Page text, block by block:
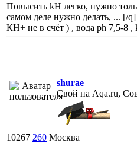
Повысить kH легко, нужно
самом деле нужно делать, ... [/
КН+ не в счёт ) , вода ph 7,5-8 ,
shurae
Свой на Aqa.ru,
10267 260 Москва